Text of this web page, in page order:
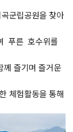
군립공원을 찾아
푸른 호수위를
께 즐기며 즐거운
체험활동을 통해